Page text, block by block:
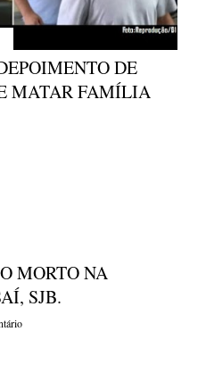
DE
MATAR FAMÍLIA
MORTO NA
SJB.